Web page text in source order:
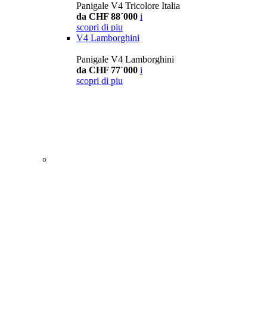
Panigale V4 Tricolore Italia
da CHF 88´000 i
scopri di piu
V4 Lamborghini
Panigale V4 Lamborghini
da CHF 77´000 i
scopri di piu